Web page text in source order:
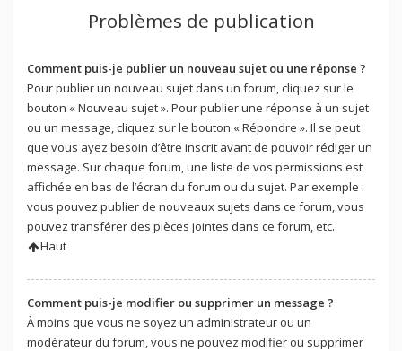
Problèmes de publication
Comment puis-je publier un nouveau sujet ou une réponse ?
Pour publier un nouveau sujet dans un forum, cliquez sur le
bouton « Nouveau sujet ». Pour publier une réponse à un sujet
ou un message, cliquez sur le bouton « Répondre ». Il se peut
que vous ayez besoin d’être inscrit avant de pouvoir rédiger un
message. Sur chaque forum, une liste de vos permissions est
affichée en bas de l’écran du forum ou du sujet. Par exemple :
vous pouvez publier de nouveaux sujets dans ce forum, vous
pouvez transférer des pièces jointes dans ce forum, etc.
Haut
Comment puis-je modifier ou supprimer un message ?
À moins que vous ne soyez un administrateur ou un
modérateur du forum, vous ne pouvez modifier ou supprimer